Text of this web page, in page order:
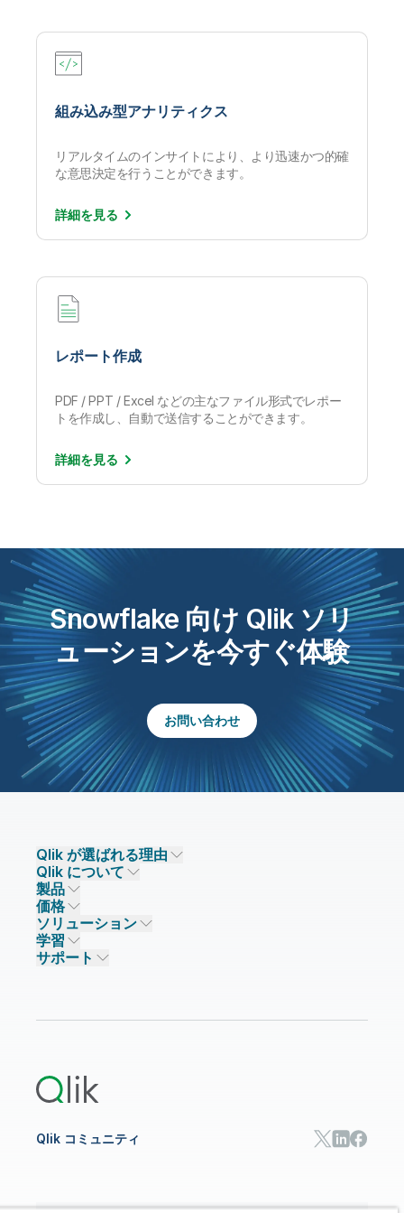
組み込み型アナリティクス
リアルタイムのインサイトにより、より迅速かつ的確
な意思決定を行うことができます。
詳細を見る
レポート作成
PDF / PPT / Excel などの主なファイル形式でレポー
トを作成し、自動で送信することができます。
詳細を見る
Snowflake 向け Qlik ソリ
ューションを今すぐ体験
お問い合わせ
Qlik が選ばれる理由
Qlik が選ばれる理由
信頼とセキュリティ
信頼とプライバシー
信頼と AI
主なテクノロジーパートナー
データソースとターゲット
Qlik について
企業情報
採用情報
ニュースルーム
事業所 / 連絡先
製品
データ統合とデータ品質
Qlik Talend
Qlik Talend Cloud
Talend Data Fabric
価格
データ統合
データ分析
AI / 機械学習
ソリューション
ソリューションパートナー
パートナー検索
学習
イベント
サポート
Qlik コミュニティ